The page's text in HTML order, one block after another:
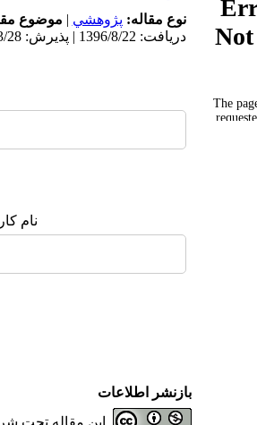
نوع مقاله: پژوهشي | موضوع
دریافت: 1396/8/22 | پذیرش: 1397/3/28 | انتشار: 1398/1/24
نام
بازنشر اطلاعات
این مقاله تحت